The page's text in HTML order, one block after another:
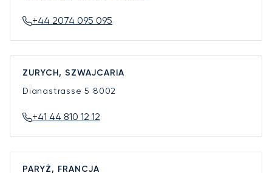
+44 2074 095 095
ZURYCH, SZWAJCARIA
Dianastrasse 5 8002
+41 44 810 12 12
PARYŻ, FRANCJA